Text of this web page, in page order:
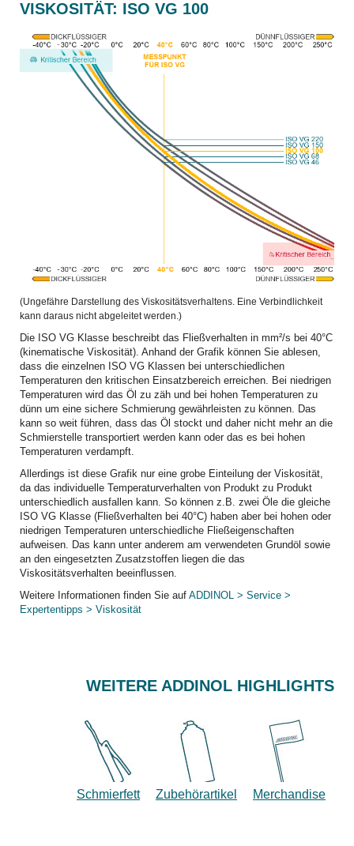
VISKOSITÄT: ISO VG 100
(Ungefähre Darstellung des Viskositätsverhaltens. Eine Verbindlichkeit
kann daraus nicht abgeleitet werden.)
Die ISO VG Klasse beschreibt das Fließverhalten in mm²/s bei 40°C
(kinematische Viskosität). Anhand der Grafik können Sie ablesen,
dass die einzelnen ISO VG Klassen bei unterschiedlichen
Temperaturen den kritischen Einsatzbereich erreichen. Bei niedrigen
Temperaturen wird das Öl zu zäh und bei hohen Temperaturen zu
dünn um eine sichere Schmierung gewährleisten zu können. Das
kann so weit führen, dass das Öl stockt und daher nicht mehr an die
Schmierstelle transportiert werden kann oder das es bei hohen
Temperaturen verdampft.
Allerdings ist diese Grafik nur eine grobe Einteilung der Viskosität,
da das individuelle Temperaturverhalten von Produkt zu Produkt
unterschiedlich ausfallen kann. So können z.B. zwei Öle die gleiche
ISO VG Klasse (Fließverhalten bei 40°C) haben aber bei hohen oder
niedrigen Temperaturen unterschiedliche Fließeigenschaften
aufweisen. Das kann unter anderem am verwendeten Grundöl sowie
an den eingesetzten Zusatzstoffen liegen die das
Viskositätsverhalten beeinflussen.
Weitere Informationen finden Sie auf ADDINOL > Service >
Expertentipps > Viskosität
WEITERE ADDINOL HIGHLIGHTS
Schmierfett Zubehörartikel Merchandise